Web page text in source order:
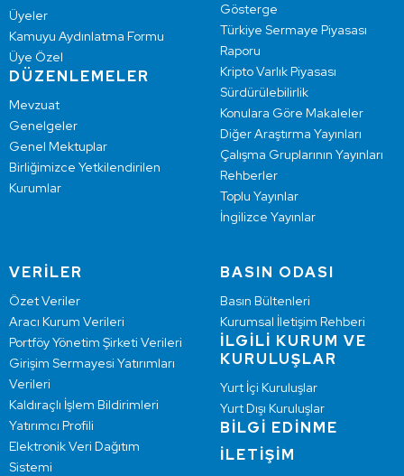
Üyeler
Kamuyu Aydınlatma Formu
Üye Özel
DÜZENLEMELER
Mevzuat
Genelgeler
Genel Mektuplar
Birliğimizce Yetkilendirilen
Kurumlar
Gösterge
Türkiye Sermaye Piyasası
Raporu
Kripto Varlık Piyasası
Sürdürülebilirlik
Konulara Göre Makaleler
Diğer Araştırma Yayınları
Çalışma Gruplarının Yayınları
Rehberler
Toplu Yayınlar
İngilizce Yayınlar
VERİLER
Özet Veriler
Aracı Kurum Verileri
Portföy Yönetim Şirketi Verileri
Girişim Sermayesi Yatırımları
Verileri
Kaldıraçlı İşlem Bildirimleri
Yatırımcı Profili
Elektronik Veri Dağıtım
Sistemi
BASIN ODASI
Basın Bültenleri
Kurumsal İletişim Rehberi
İLGİLİ KURUM VE
KURULUŞLAR
Yurt İçi Kuruluşlar
Yurt Dışı Kuruluşlar
BİLGİ EDİNME
İLETİŞİM